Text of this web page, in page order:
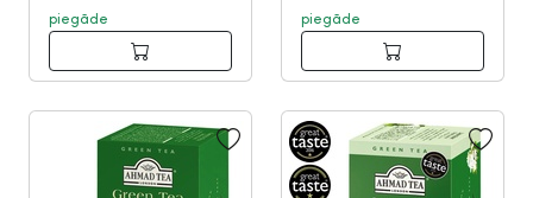
piegāde
piegāde